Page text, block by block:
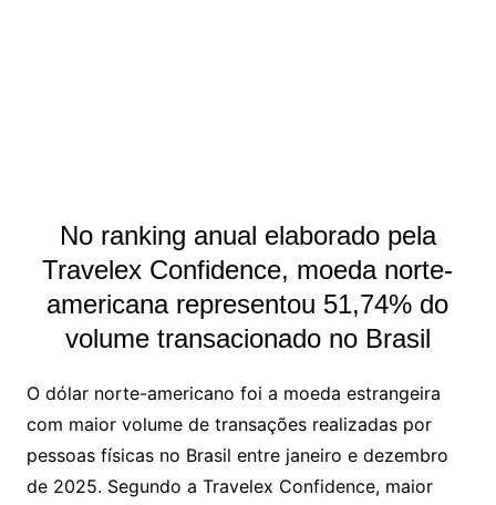
No ranking anual elaborado pela
Travelex Confidence, moeda norte-
americana representou 51,74% do
volume transacionado no Brasil
O dólar norte-americano foi a moeda estrangeira
com maior volume de transações realizadas por
pessoas físicas no Brasil entre janeiro e dezembro
de 2025. Segundo a Travelex Confidence, maior